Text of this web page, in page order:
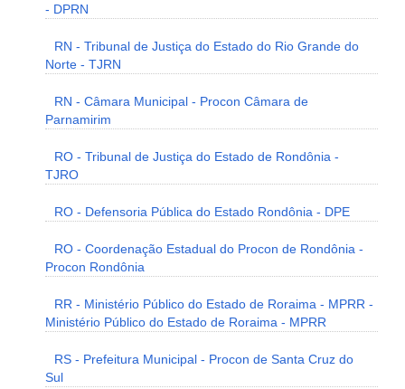
- DPRN
RN - Tribunal de Justiça do Estado do Rio Grande do
Norte - TJRN
RN - Câmara Municipal - Procon Câmara de
Parnamirim
RO - Tribunal de Justiça do Estado de Rondônia -
TJRO
RO - Defensoria Pública do Estado Rondônia - DPE
RO - Coordenação Estadual do Procon de Rondônia -
Procon Rondônia
RR - Ministério Público do Estado de Roraima - MPRR -
Ministério Público do Estado de Roraima - MPRR
RS - Prefeitura Municipal - Procon de Santa Cruz do
Sul